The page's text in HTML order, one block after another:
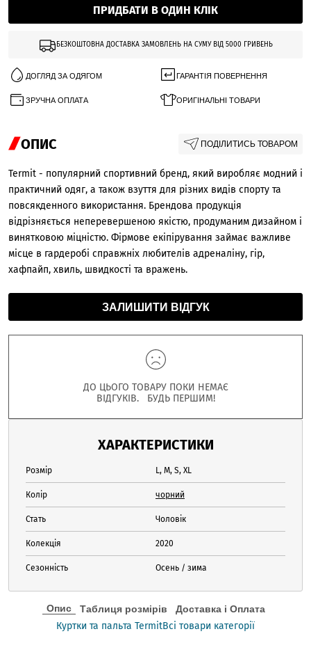
ПРИДБАТИ В ОДИН КЛІК
БЕЗКОШТОВНА ДОСТАВКА ЗАМОВЛЕНЬ НА СУМУ ВІД 5000 ГРИВЕНЬ
ДОГЛЯД ЗА ОДЯГОМ ГАРАНТІЯ ПОВЕРНЕННЯ
ЗРУЧНА ОПЛАТА ОРИГІНАЛЬНІ ТОВАРИ
ОПИС ПОДІЛИТИСЬ ТОВАРОМ
Termit - популярний спортивний бренд, який виробляє модний і
практичний одяг, а також взуття для різних видів спорту та
повсякденного використання. Брендова продукція
відрізняється неперевершеною якістю, продуманим дизайном і
винятковою міцністю. Фірмове екіпірування займає важливе
місце в гардеробі справжніх любителів адреналіну, гір,
хафпайп, хвиль, швидкості та вражень.
ЗАЛИШИТИ ВІДГУК
ДО ЦЬОГО ТОВАРУ ПОКИ НЕМАЄ
ВІДГУКІВ. БУДЬ ПЕРШИМ!
ХАРАКТЕРИСТИКИ
Розмір L, M, S, XL
Колір чорний
Стать Чоловік
Колекція 2020
Сезонність Осень / зима
Опис Таблиця розмірів Доставка і Оплата
Куртки та пальта TermitВсі товари категорії